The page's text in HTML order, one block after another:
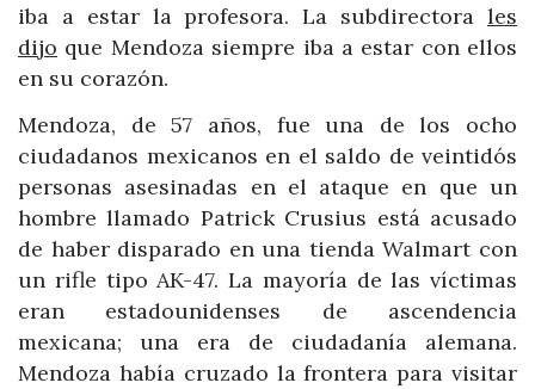
iba a estar la profesora. La subdirectora les
dijo que Mendoza siempre iba a estar con ellos
en su corazón.
Mendoza, de 57 años, fue una de los ocho
ciudadanos mexicanos en el saldo de veintidós
personas asesinadas en el ataque en que un
hombre llamado Patrick Crusius está acusado
de haber disparado en una tienda Walmart con
un rifle tipo AK-47. La mayoría de las víctimas
eran estadounidenses de ascendencia
mexicana; una era de ciudadanía alemana.
Mendoza había cruzado la frontera para visitar